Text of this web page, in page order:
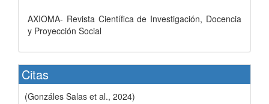
AXIOMA- Revista Científica de Investigación, Docencia
y Proyección Social
Citas
(Gonzáles Salas et al., 2024)